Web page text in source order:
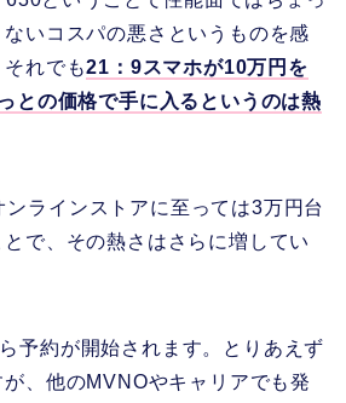
いコスパの悪さというものを感
それでも21：9スマホが10万円を
との価格で手に入るというのは熱
ラインストアに至っては3万円台
で、その熱さはさらに増してい
予約が開始されます。とりあえず
、他のMVNOやキャリアでも発